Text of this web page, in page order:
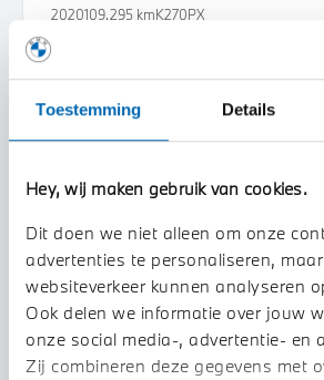
Toestemming Details
Hey, wij maken gebruik van cookies.
Dit doen we niet alleen om onze
advertenties te personaliseren,
websiteverkeer kunnen analyseren
Ook delen we informatie over jouw
onze social media-, advertentie- en
Zij combineren deze gegevens met
2020109.295 kmK270PX
Bekijk details